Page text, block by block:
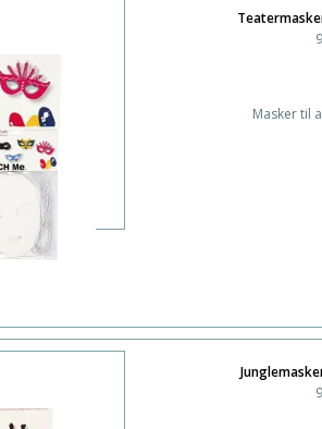
Masker til